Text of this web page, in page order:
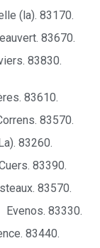
(la). 83170.
83670.
83830.
83610.
83570.
83260.
83390.
83570.
Evenos. 83330.
83440.